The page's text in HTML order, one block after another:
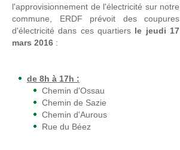
l'approvisionnement de l'électricité sur notre
commune, ERDF prévoit des coupures
d'électricité dans ces quartiers le jeudi 17
mars 2016 :
de 8h à 17h :
Chemin d'Ossau
Chemin de Sazie
Chemin d'Aurous
Rue du Béez